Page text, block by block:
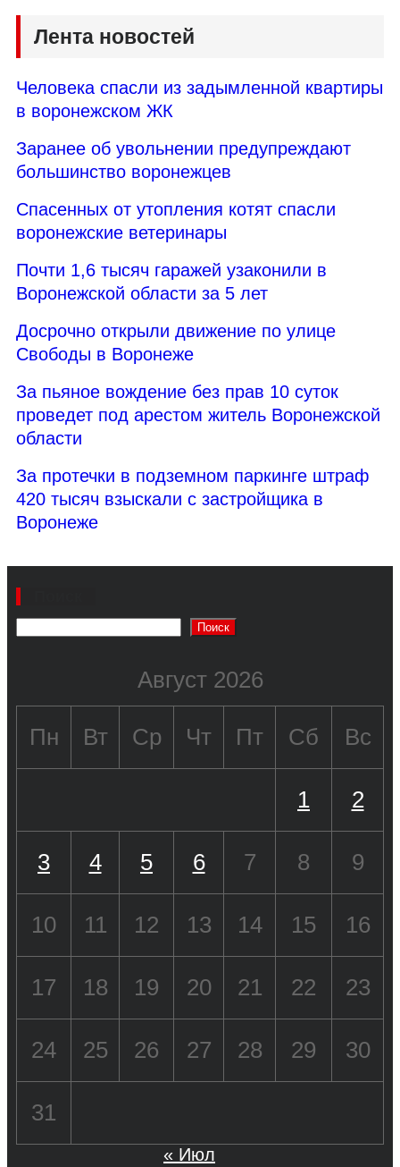
Лента новостей
Человека спасли из задымленной квартиры
в воронежском ЖК
Заранее об увольнении предупреждают
большинство воронежцев
Спасенных от утопления котят спасли
воронежские ветеринары
Почти 1,6 тысяч гаражей узаконили в
Воронежской области за 5 лет
Досрочно открыли движение по улице
Свободы в Воронеже
За пьяное вождение без прав 10 суток
проведет под арестом житель Воронежской
области
За протечки в подземном паркинге штраф
420 тысяч взыскали с застройщика в
Воронеже
Поиск
Август 2026
Пн Вт Ср Чт Пт Сб Вс
1 2
3 4 5 6 7 8 9
10 11 12 13 14 15 16
17 18 19 20 21 22 23
24 25 26 27 28 29 30
31
« Июл